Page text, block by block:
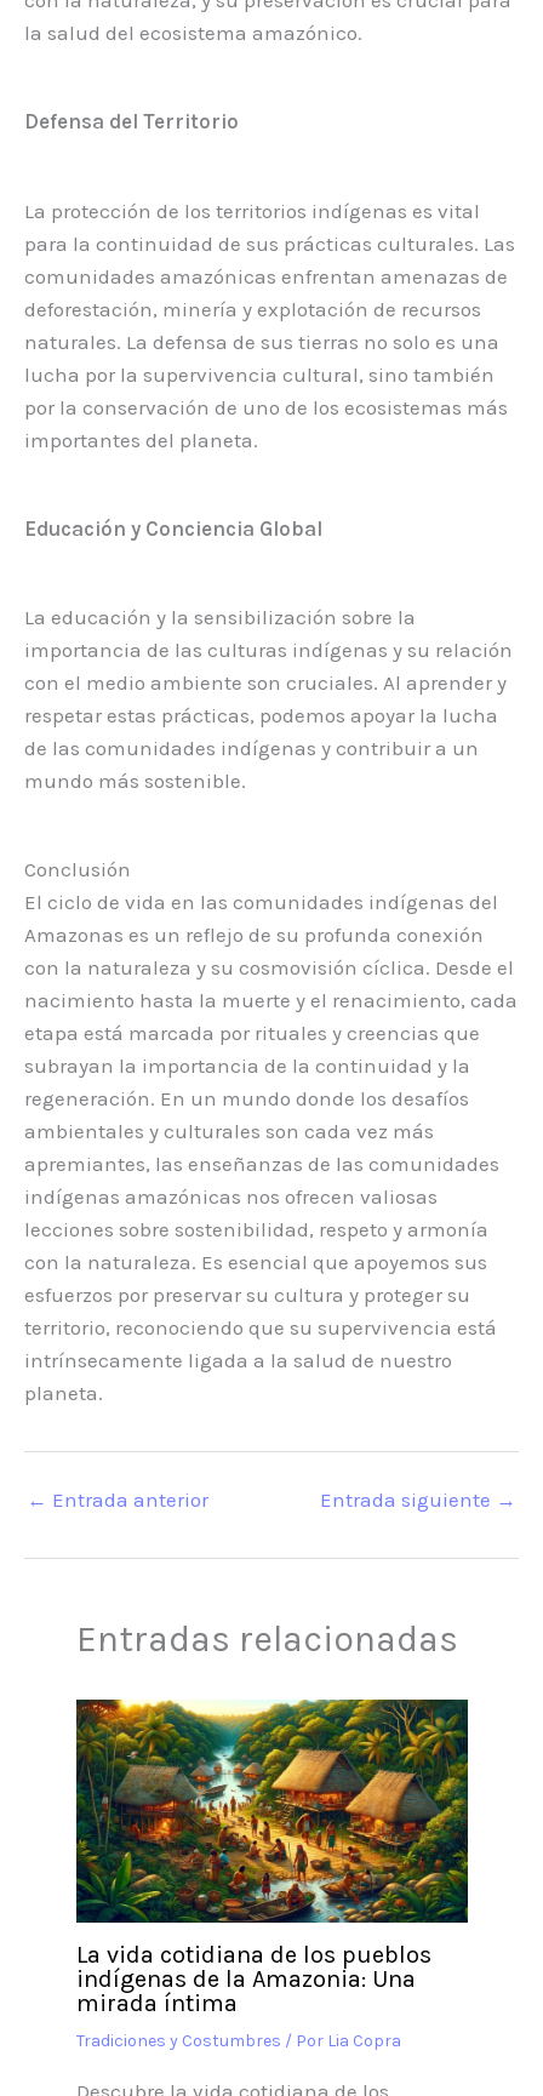
la salud del ecosistema amazónico.
Defensa del Territorio
La protección de los territorios indígenas es vital
para la continuidad de sus prácticas culturales. Las
comunidades amazónicas enfrentan amenazas de
deforestación, minería y explotación de recursos
naturales. La defensa de sus tierras no solo es una
lucha por la supervivencia cultural, sino también
por la conservación de uno de los ecosistemas más
importantes del planeta.
Educación y Conciencia Global
La educación y la sensibilización sobre la
importancia de las culturas indígenas y su relación
con el medio ambiente son cruciales. Al aprender y
respetar estas prácticas, podemos apoyar la lucha
de las comunidades indígenas y contribuir a un
mundo más sostenible.
Conclusión
El ciclo de vida en las comunidades indígenas del
Amazonas es un reflejo de su profunda conexión
con la naturaleza y su cosmovisión cíclica. Desde el
nacimiento hasta la muerte y el renacimiento, cada
etapa está marcada por rituales y creencias que
subrayan la importancia de la continuidad y la
regeneración. En un mundo donde los desafíos
ambientales y culturales son cada vez más
apremiantes, las enseñanzas de las comunidades
indígenas amazónicas nos ofrecen valiosas
lecciones sobre sostenibilidad, respeto y armonía
con la naturaleza. Es esencial que apoyemos sus
esfuerzos por preservar su cultura y proteger su
territorio, reconociendo que su supervivencia está
intrínsecamente ligada a la salud de nuestro
planeta.
← Entrada anterior Entrada siguiente →
Entradas relacionadas
La vida cotidiana de los pueblos
indígenas de la Amazonia: Una
mirada íntima
Tradiciones y Costumbres / Por Lia Copra